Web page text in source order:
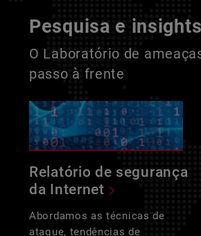
Pesquisa e
O Laboratório de
passo à frente
Relatório de segurança
da Internet
Abordamos as técnicas de
ataque, tendências de